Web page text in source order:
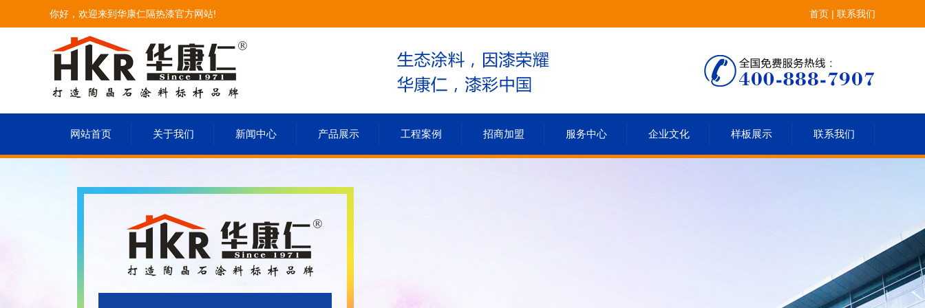
你好，欢迎来到华康仁隔热漆官方网站! 首页 | 联系我们
网站首页 关于我们 新闻中心 产品展示 工程案例 招商加盟 服务中心 企业文化 样板展示 联系我们